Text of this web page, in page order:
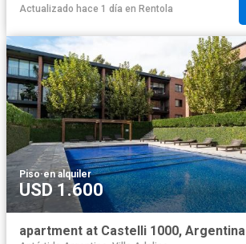
Actualizado hace 1 día en Rentola
Piso·en alquiler
USD 1.600
apartment at Castelli 1000, Argentina